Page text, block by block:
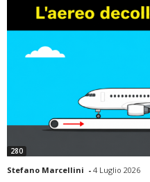
280
Stefano Marcellini - 4 Luglio 2026